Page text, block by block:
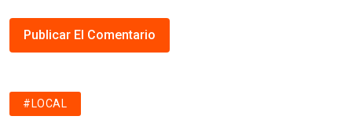
#LOCAL